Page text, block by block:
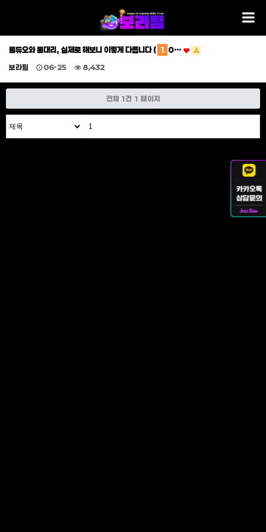
롤듀오와 롤대리, 실제로 해보니 이렇게 다릅니다 ( 1 0…
보라팀 06-25 8,432
전체 1건 1 페이지